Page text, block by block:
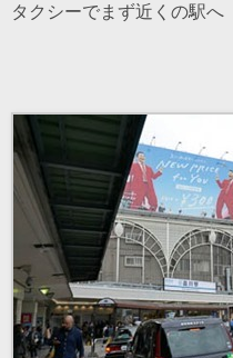
タクシーでまず近くの駅へ